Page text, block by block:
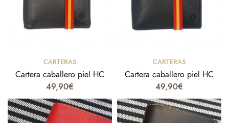
Select options
CARTERAS
Cartera caballero piel HC
49,90€
Select options
CARTERAS
Cartera caballero piel HC
49,90€